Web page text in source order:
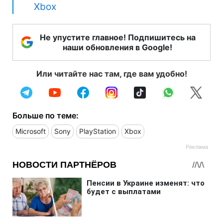
Xbox
Не упустите главное! Подпишитесь на
наши обновления в Google!
Или читайте нас там, где вам удобно!
Больше по теме:
Microsoft Sony PlayStation Xbox